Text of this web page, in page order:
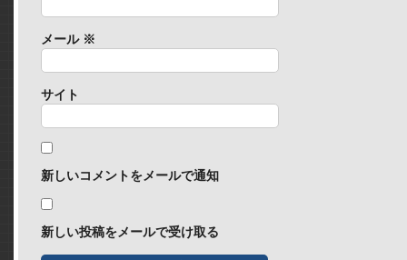
メール ※
サイト
新しいコメントをメールで通知
新しい投稿をメールで受け取る